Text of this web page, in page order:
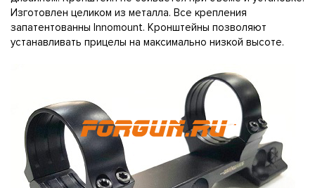
Изготовлен целиком из металла. Все крепления
запатентованны Innomount. Кронштейны позволяют
устанавливать прицелы на максимально низкой высоте.